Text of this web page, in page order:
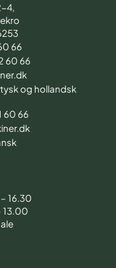
4,
66
60 66
og hollandsk
60 66
16.30
13.00